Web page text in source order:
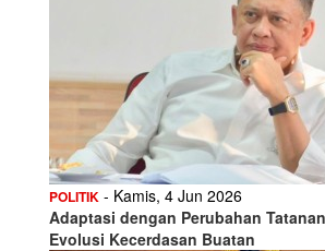
POLITIK - Kamis, 4 Jun 2026
Adaptasi dengan Perubahan
Evolusi Kecerdasan Buatan